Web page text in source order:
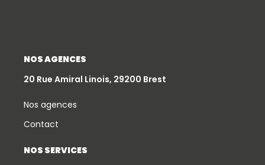
NOS AGENCES
20 Rue Amiral Linois, 29200 Brest
Nos agences
Contact
NOS SERVICES